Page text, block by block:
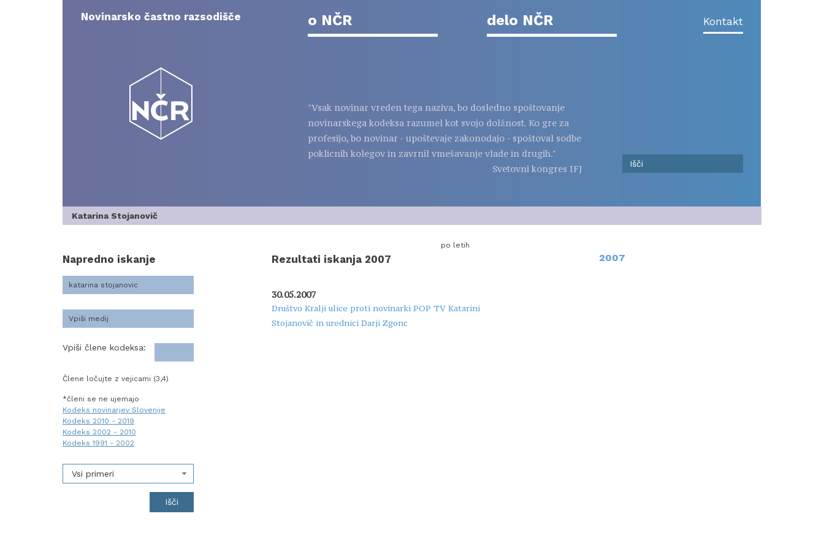
contentNovinarsko častno razsodišče o NČR delo NČR Kontakt
"Vsak novinar vreden tega naziva, bo dosledno spoštovanje
novinarskega kodeksa razumel kot svojo dolžnost. Ko gre za
profesijo, bo novinar - upoštevaje zakonodajo - spoštoval sodbe
poklicnih kolegov in zavrnil vmešavanje vlade in drugih."
Svetovni kongres IFJ
Katarina Stojanovič
Napredno iskanje
Vpiši člene kodeksa:
Člene ločujte z vejicami (3,4)
*členi se ne ujemajo
Kodeks novinarjev Slovenije
Kodeks 2010 - 2019
Kodeks 2002 - 2010
Kodeks 1991 - 2002
Vsi primeri
Rezultati iskanja 2007
po letih
2007
30.05.2007
Društvo Kralji ulice proti novinarki POP TV Katarini
Stojanovič in urednici Darji Zgonc